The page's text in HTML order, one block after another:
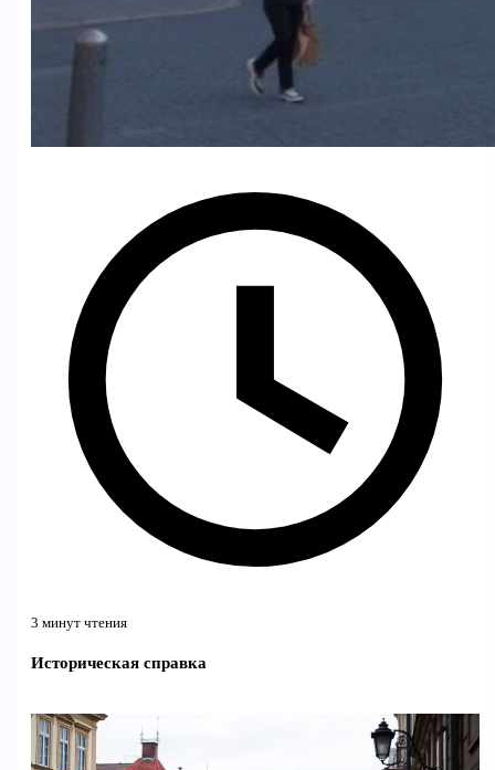
3 минут чтения
Историческая справка